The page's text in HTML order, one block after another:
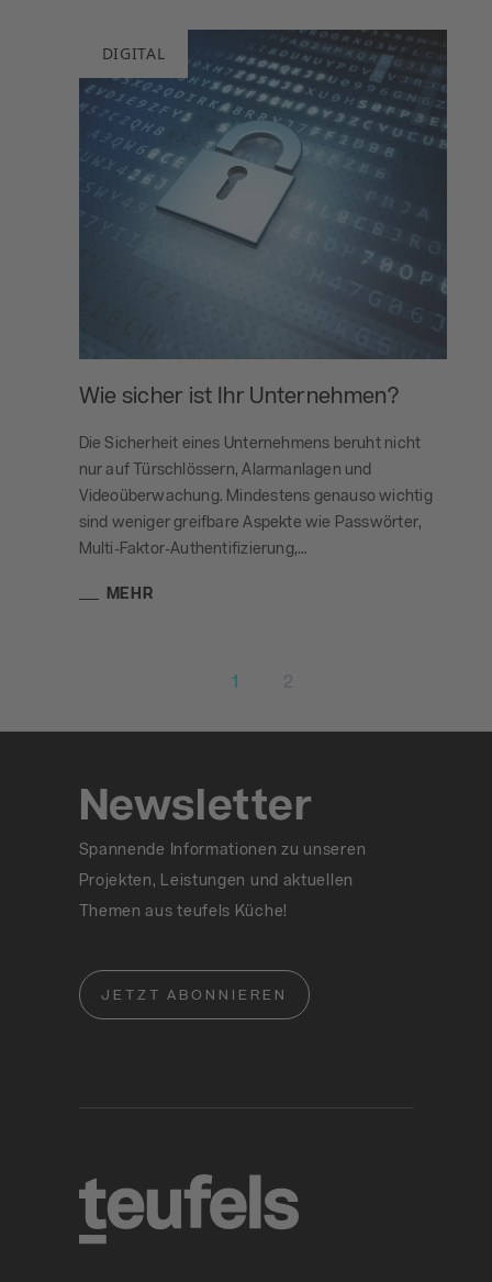
Wie sicher ist Ihr Unternehmen?
Die Sicherheit eines Unternehmens beruht nicht
nur auf Türschlössern, Alarmanlagen und
Videoüberwachung. Mindestens genauso wichtig
sind weniger greifbare Aspekte wie Passwörter,
Multi-Faktor-Authentifizierung,…
MEHR
DIGITAL
1 2
Newsletter
Spannende Informationen zu unseren
Projekten, Leistungen und aktuellen
Themen aus teufels Küche!
JETZT ABONNIEREN